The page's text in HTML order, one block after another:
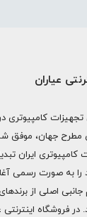
عیاران
کامپیوتری
مطرح جهان، موفق
کامپیوتری ایران
عیاران از سال ۱۳۹۷ فعالیت
فروشگاه اینترنتی